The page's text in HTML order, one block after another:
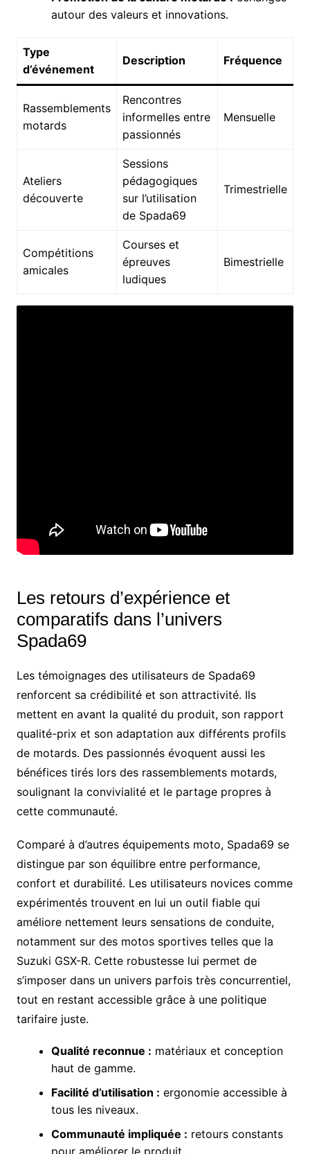
autour des valeurs et innovations.
Type
d’événement
Description Fréquence
Rassemblements
motards
Rencontres
informelles entre
passionnés
Mensuelle
Ateliers
découverte
Sessions
pédagogiques
sur l’utilisation
de Spada69
Trimestrielle
Compétitions
amicales
Courses et
épreuves
ludiques
Bimestrielle
Les retours d’expérience et
comparatifs dans l’univers
Spada69
Les témoignages des utilisateurs de Spada69
renforcent sa crédibilité et son attractivité. Ils
mettent en avant la qualité du produit, son rapport
qualité-prix et son adaptation aux différents profils
de motards. Des passionnés évoquent aussi les
bénéfices tirés lors des rassemblements motards,
soulignant la convivialité et le partage propres à
cette communauté.
Comparé à d’autres équipements moto, Spada69 se
distingue par son équilibre entre performance,
confort et durabilité. Les utilisateurs novices comme
expérimentés trouvent en lui un outil fiable qui
améliore nettement leurs sensations de conduite,
notamment sur des motos sportives telles que la
Suzuki GSX-R. Cette robustesse lui permet de
s’imposer dans un univers parfois très concurrentiel,
tout en restant accessible grâce à une politique
tarifaire juste.
Qualité reconnue : matériaux et conception
haut de gamme.
Facilité d’utilisation : ergonomie accessible à
tous les niveaux.
Communauté impliquée : retours constants
pour améliorer le produit.